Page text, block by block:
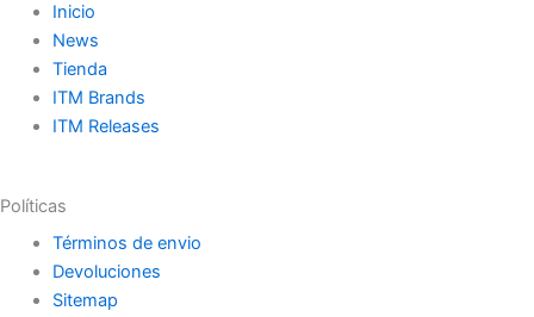
Inicio
News
Tienda
ITM Brands
ITM Releases
Políticas
Términos de envio
Devoluciones
Sitemap